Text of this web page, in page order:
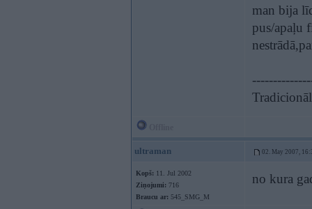
man bija
pus/apaļu
ultraman 02. May 2007,
Kopš: 11. Jul 2002
Ziņojumi: 716
Braucu ar: 545_SMG_M
no kura